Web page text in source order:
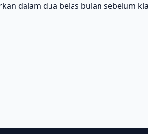
dalam dua belas bulan sebelum